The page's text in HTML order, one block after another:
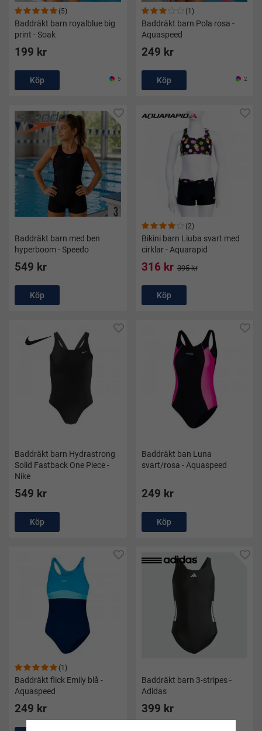
(5)
Baddräkt barn royalblue big
print - Soak
199 kr
Köp 5
(1)
Baddräkt barn Pola rosa -
Aquaspeed
249 kr
Köp 2
Baddräkt barn med ben
hyperboom - Speedo
549 kr
Köp
(2)
Bikini barn Liuba svart med
cirklar - Aquarapid
316 kr 395 kr
Köp
Baddräkt barn Hydrastrong
Solid Fastback One Piece -
Nike
549 kr
Köp
Baddräkt ban Luna
svart/rosa - Aquaspeed
249 kr
Köp
(1)
Baddräkt flick Emily blå -
Aquaspeed
249 kr
Baddräkt barn 3-stripes -
Adidas
399 kr